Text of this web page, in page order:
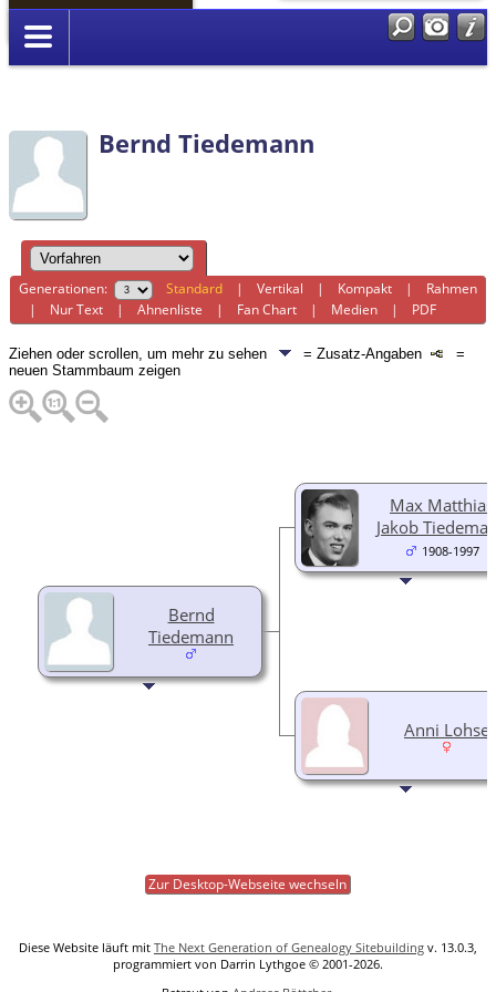
Anmelden
Bernd Tiedemann
Generationen: Standard |Vertikal | Kompakt | Rahmen
| Nur Text |Ahnenliste | Fan Chart | Medien | PDF
Ziehen oder scrollen, um mehr zu sehen = Zusatz-Angaben
=
neuen Stammbaum zeigen
Bernd
Tiedemann
Max Matthias
Jakob
1908-1997
Anni Lohse
Zur Desktop-Webseite wechseln
Diese Website läuft mit The Next Generation of Genealogy Sitebuilding v. 13.0.3,
programmiert von Darrin Lythgoe © 2001-2026.